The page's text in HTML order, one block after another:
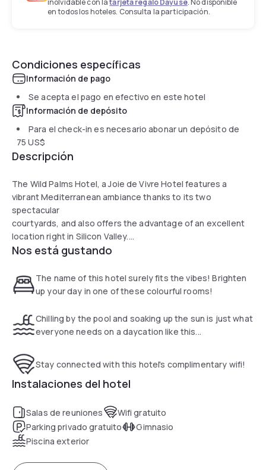
en todos los hoteles. Consulta la participación.
Condiciones específicas
Información de pago
Se acepta el pago en efectivo en este hotel
Información de depósito
Para el check-in es necesario abonar un depósito de
75 US$
Descripción
The Wild Palms Hotel, a Joie de Vivre Hotel features a
vibrant Mediterranean ambiance thanks to its two
spectacular
courtyards, and also offers the advantage of an excellent
location right in Silicon Valley.
The hotel's island atmosphere is highlighted by lush tropical
handcrafted furnishings. Surrounding the pool and hot tub,
our office cabanas create the ideal environment for work
play. Our helpful and friendly staff will help you make the
best of your day.
comfortable bungalow-style rooms, outdoor pool, open-air
public areas,
on-site parking, and in-room Wi-Fi. Plus, we make it easy on
Nos está gustando
The name of this hotel surely fits the vibes! Brighten
up your day in one of these colourful rooms!
Chilling by the pool and soaking up the sun is just what
everyone needs on a daycation like this...
Stay connected with this hotel's complimentary wifi!
Instalaciones del hotel
Salas de reuniones
Wifi gratuito
Parking privado gratuito
Gimnasio
Piscina exterior